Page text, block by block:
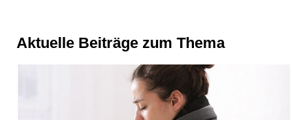
Aktuelle Beiträge zum Thema